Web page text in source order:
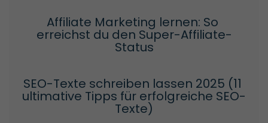
Affiliate Marketing lernen: So
erreichst du den Super-Affiliate-
Status
SEO-Texte schreiben lassen 2025 (11
ultimative Tipps für erfolgreiche SEO-
Texte)